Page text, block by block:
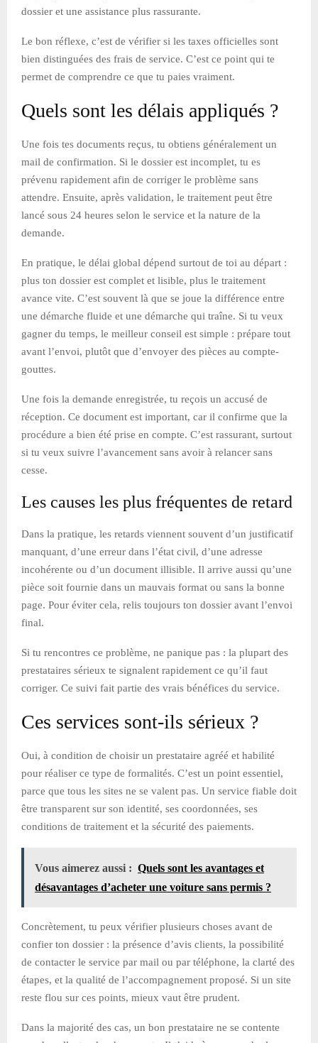
dossier et une assistance plus rassurante.
Le bon réflexe, c’est de vérifier si les taxes officielles sont
bien distinguées des frais de service. C’est ce point qui te
permet de comprendre ce que tu paies vraiment.
Quels sont les délais appliqués ?
Une fois tes documents reçus, tu obtiens généralement un
mail de confirmation. Si le dossier est incomplet, tu es
prévenu rapidement afin de corriger le problème sans
attendre. Ensuite, après validation, le traitement peut être
lancé sous 24 heures selon le service et la nature de la
demande.
En pratique, le délai global dépend surtout de toi au départ :
plus ton dossier est complet et lisible, plus le traitement
avance vite. C’est souvent là que se joue la différence entre
une démarche fluide et une démarche qui traîne. Si tu veux
gagner du temps, le meilleur conseil est simple : prépare tout
avant l’envoi, plutôt que d’envoyer des pièces au compte-
gouttes.
Une fois la demande enregistrée, tu reçois un accusé de
réception. Ce document est important, car il confirme que la
procédure a bien été prise en compte. C’est rassurant, surtout
si tu veux suivre l’avancement sans avoir à relancer sans
cesse.
Les causes les plus fréquentes de retard
Dans la pratique, les retards viennent souvent d’un justificatif
manquant, d’une erreur dans l’état civil, d’une adresse
incohérente ou d’un document illisible. Il arrive aussi qu’une
pièce soit fournie dans un mauvais format ou sans la bonne
page. Pour éviter cela, relis toujours ton dossier avant l’envoi
final.
Si tu rencontres ce problème, ne panique pas : la plupart des
prestataires sérieux te signalent rapidement ce qu’il faut
corriger. Ce suivi fait partie des vrais bénéfices du service.
Ces services sont-ils sérieux ?
Oui, à condition de choisir un prestataire agréé et habilité
pour réaliser ce type de formalités. C’est un point essentiel,
parce que tous les sites ne se valent pas. Un service fiable doit
être transparent sur son identité, ses coordonnées, ses
conditions de traitement et la sécurité des paiements.
Vous aimerez aussi : Quels sont les avantages et
désavantages d’acheter une voiture sans permis ?
Concrètement, tu peux vérifier plusieurs choses avant de
confier ton dossier : la présence d’avis clients, la possibilité
de contacter le service par mail ou par téléphone, la clarté des
étapes, et la qualité de l’accompagnement proposé. Si un site
reste flou sur ces points, mieux vaut être prudent.
Dans la majorité des cas, un bon prestataire ne se contente